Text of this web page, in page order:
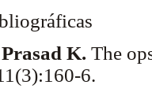
K. The
6.